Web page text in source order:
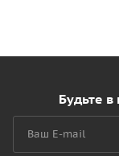
Будьте